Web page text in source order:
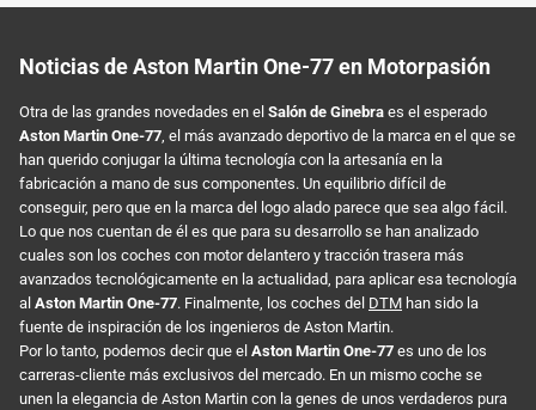
Noticias de Aston Martin One-77 en Motorpasión
Otra de las grandes novedades en el Salón de Ginebra es el esperado
Aston Martin One-77, el más avanzado deportivo de la marca en el que se
han querido conjugar la última tecnología con la artesanía en la
fabricación a mano de sus componentes. Un equilibrio difícil de
conseguir, pero que en la marca del logo alado parece que sea algo fácil.
Lo que nos cuentan de él es que para su desarrollo se han analizado
cuales son los coches con motor delantero y tracción trasera más
avanzados tecnológicamente en la actualidad, para aplicar esa tecnología
al Aston Martin One-77. Finalmente, los coches del DTM han sido la
fuente de inspiración de los ingenieros de Aston Martin.
Por lo tanto, podemos decir que el Aston Martin One-77 es uno de los
carreras-cliente más exclusivos del mercado. En un mismo coche se
unen la elegancia de Aston Martin con la genes de unos verdaderos pura